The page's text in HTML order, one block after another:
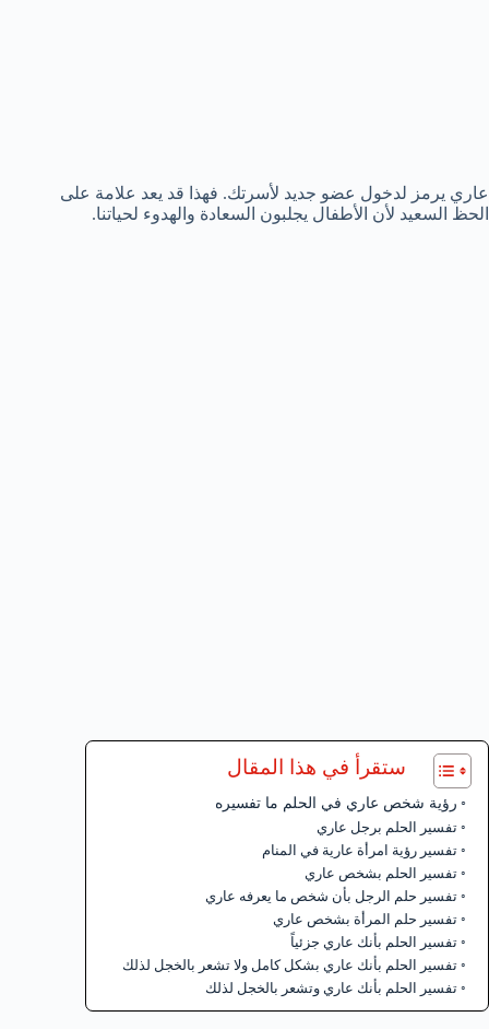
عاري يرمز لدخول عضو جديد لأسرتك. فهذا قد يعد علامة على
الحظ السعيد لأن الأطفال يجلبون السعادة والهدوء لحياتنا.
ستقرأ في هذا المقال
رؤية شخص عاري في الحلم ما تفسيره
تفسير الحلم برجل عاري
تفسير رؤية امرأة عارية في المنام
تفسير الحلم بشخص عاري
تفسير حلم الرجل بأن شخص ما يعرفه عاري
تفسير حلم المرأة بشخص عاري
تفسير الحلم بأنك عاري جزئياً
تفسير الحلم بأنك عاري بشكل كامل ولا تشعر بالخجل لذلك
تفسير الحلم بأنك عاري وتشعر بالخجل لذلك